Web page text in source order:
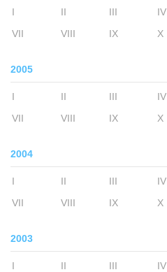
I II III IV
VII
VIII IX X
2005
I II III IV
VII
VIII IX X
2004
I II III IV
VII
VIII IX X
2003
I II III IV